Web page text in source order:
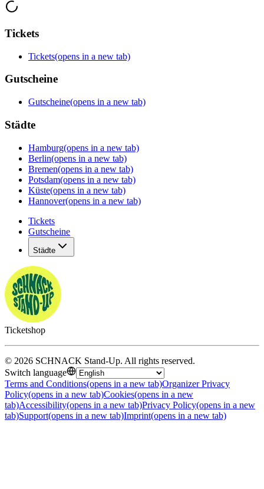
Tickets
Tickets(opens in a new tab)
Gutscheine
Gutscheine(opens in a new tab)
Städte
Hamburg(opens in a new tab)
Berlin(opens in a new tab)
Bremen(opens in a new tab)
Potsdam(opens in a new tab)
Küste(opens in a new tab)
Hannover(opens in a new tab)
Tickets
Gutscheine
Städte
Ticketshop
© 2026 SCHNACK Stand-Up. All rights reserved.
Switch language
Terms and Conditions(opens in a new tab)Organizer Privacy
Policy(opens in a new tab)Cookies(opens in a new
tab)Accessibility(opens in a new tab)Privacy Policy(opens in a new
tab)Support(opens in a new tab)Imprint(opens in a new tab)